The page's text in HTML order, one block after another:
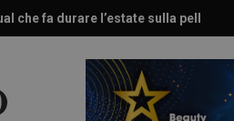
che fa durare l’estate sulla pelle
e modulabile per viso e corpo